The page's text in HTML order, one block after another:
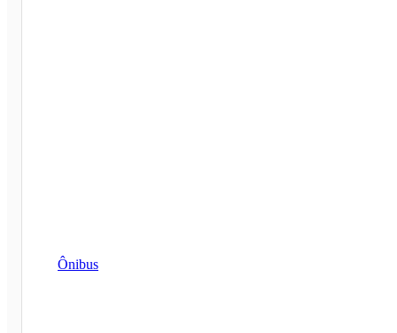
Ônibus